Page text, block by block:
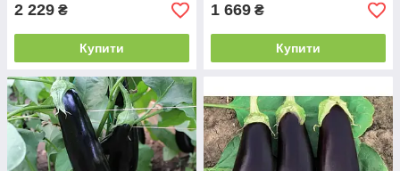
2 229 ₴
Купити
1 669 ₴
Купити